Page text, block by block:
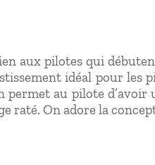
aux pilotes qui
idéal pour les
au pilote
raté. On adore la